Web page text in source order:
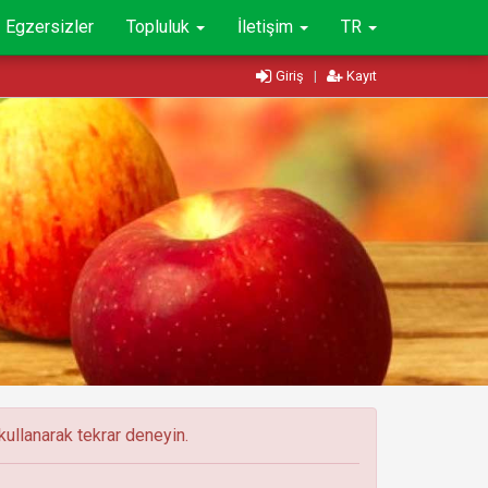
Egzersizler Topluluk İletişim TR
Giriş | Kayıt
tekrar deneyin.